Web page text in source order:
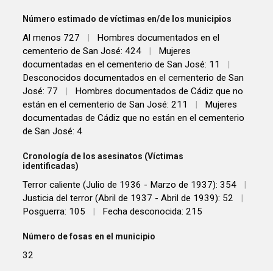
Número estimado de víctimas en/de los municipios
Al menos 727 |
Hombres documentados en el
cementerio de San José: 424
|
Mujeres
documentadas en el cementerio de San José: 11
|
Desconocidos documentados en el cementerio de San
José: 77
|
Hombres documentados de Cádiz que no
están en el cementerio de San José: 211
|
Mujeres
documentadas de Cádiz que no están en el cementerio
de San José: 4
Cronología de los asesinatos (Víctimas
identificadas)
Terror caliente (Julio de 1936 - Marzo de 1937): 354
|
Justicia del terror (Abril de 1937 - Abril de 1939): 52
|
Posguerra: 105
| Fecha desconocida: 215
Número de fosas en el municipio
32